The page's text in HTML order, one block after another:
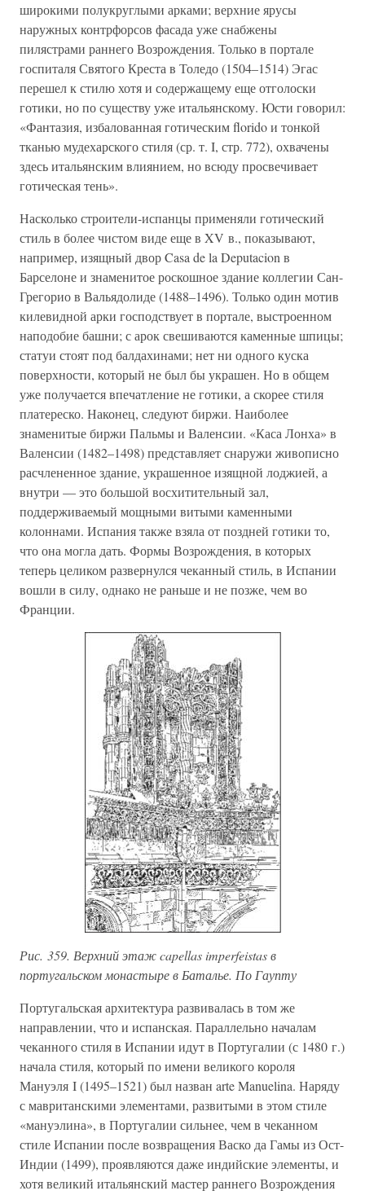
широкими полукруглыми арками; верхние ярусы
наружных контрфорсов фасада уже снабжены
пилястрами раннего Возрождения. Только в портале
госпиталя Святого Креста в Толедо (1504–1514) Эгас
перешел к стилю хотя и содержащему еще отголоски
готики, но по существу уже итальянскому. Юсти говорил:
«Фантазия, избалованная готическим florido и тонкой
тканью мудехарского стиля (ср. т. I, стр. 772), охвачены
здесь итальянским влиянием, но всюду просвечивает
готическая тень».
Насколько строители-испанцы применяли готический
стиль в более чистом виде еще в XV в., показывают,
например, изящный двор Casa de la Deputacion в
Барселоне и знаменитое роскошное здание коллегии Сан-
Грегорио в Вальядолиде (1488–1496). Только один мотив
килевидной арки господствует в портале, выстроенном
наподобие башни; с арок свешиваются каменные шпицы;
статуи стоят под балдахинами; нет ни одного куска
поверхности, который не был бы украшен. Но в общем
уже получается впечатление не готики, а скорее стиля
платереско. Наконец, следуют биржи. Наиболее
знаменитые биржи Пальмы и Валенсии. «Каса Лонха» в
Валенсии (1482–1498) представляет снаружи живописно
расчлененное здание, украшенное изящной лоджией, а
внутри — это большой восхитительный зал,
поддерживаемый мощными витыми каменными
колоннами. Испания также взяла от поздней готики то,
что она могла дать. Формы Возрождения, в которых
теперь целиком развернулся чеканный стиль, в Испании
вошли в силу, однако не раньше и не позже, чем во
Франции.
Рис. 359. Верхний этаж capellas imperfeistas в
португальском монастыре в Баталье. По Гаупту
Португальская архитектура развивалась в том же
направлении, что и испанская. Параллельно началам
чеканного стиля в Испании идут в Португалии (с 1480 г.)
начала стиля, который по имени великого короля
Мануэля I (1495–1521) был назван arte Manuelina. Наряду
с мавританскими элементами, развитыми в этом стиле
«мануэлина», в Португалии сильнее, чем в чеканном
стиле Испании после возвращения Васко да Гамы из Ост-
Индии (1499), проявляются даже индийские элементы, и
хотя великий итальянский мастер раннего Возрождения